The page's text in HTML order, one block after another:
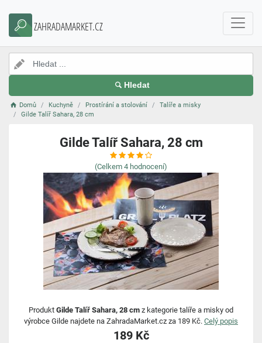
ZAHRADAMARKET.CZ
Hledat
Domů Kuchyně Prostírání a stolování
Talíře a misky
Gilde Talíř Sahara, 28 cm
Gilde Talíř Sahara, 28 cm
(Celkem 4 hodnocení)
Produkt Gilde Talíř Sahara, 28 cm z kategorie talíře a misky od
výrobce Gilde najdete na ZahradaMarket.cz za 189 Kč. Celý popis
189 Kč